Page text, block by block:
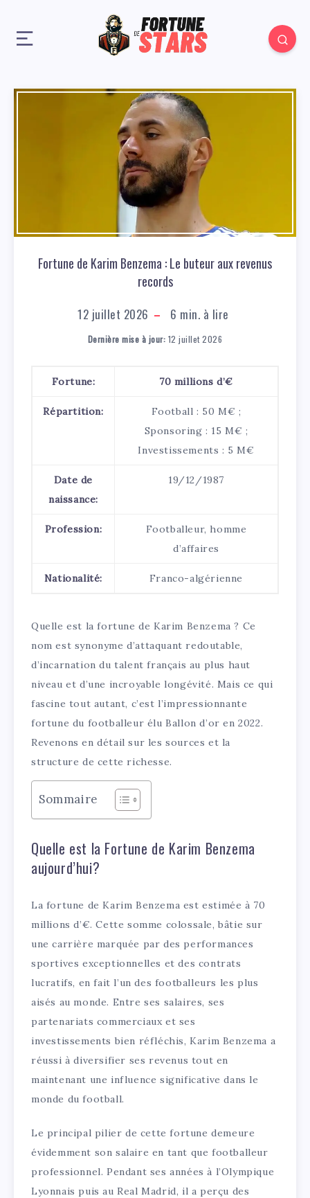
Fortune de Karim Benzema : Le buteur aux revenus
records
12 juillet 2026 6 min. à lire
Dernière mise à jour: 12 juillet 2026
Fortune: 70 millions d’€
Répartition:
Football : 50 M€ ;
Sponsoring : 15 M€ ;
Investissements : 5 M€
Date de
naissance:
19/12/1987
Profession:
Footballeur, homme
d’affaires
Nationalité: Franco-algérienne
Quelle est la fortune de Karim Benzema ? Ce
nom est synonyme d’attaquant redoutable,
d’incarnation du talent français au plus haut
niveau et d’une incroyable longévité. Mais ce qui
fascine tout autant, c’est l’impressionnante
fortune du footballeur élu Ballon d’or en 2022.
Revenons en détail sur les sources et la
structure de cette richesse.
Sommaire
Quelle est la Fortune de Karim Benzema
aujourd’hui?
La fortune de Karim Benzema est estimée à 70
millions d’€. Cette somme colossale, bâtie sur
une carrière marquée par des performances
sportives exceptionnelles et des contrats
lucratifs, en fait l’un des footballeurs les plus
aisés au monde. Entre ses salaires, ses
partenariats commerciaux et ses
investissements bien réfléchis, Karim Benzema a
réussi à diversifier ses revenus tout en
maintenant une influence significative dans le
monde du football.
Le principal pilier de cette fortune demeure
évidemment son salaire en tant que footballeur
professionnel. Pendant ses années à l’Olympique
Lyonnais puis au Real Madrid, il a perçu des